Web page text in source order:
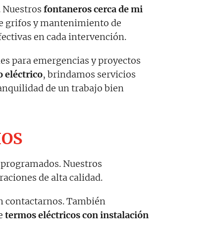
Nuestros fontaneros cerca de mi
grifos y mantenimiento de
en cada intervención.
para emergencias y proyectos
eléctrico, brindamos servicios
de un trabajo bien
Nuestros
de alta calidad.
contactarnos. También
termos eléctricos con instalación